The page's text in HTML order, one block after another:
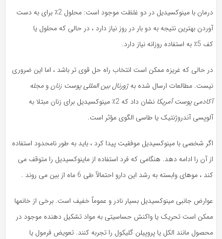
درمان با مینوکسیدیل در دو غلظت موجود است: محلول 2٪ برای به دست
آوردن بهترین نتیجه به دو بار در روز نیاز دارد ، در حالی که محلول یا
کف 5٪ به استفاده روزانه نیاز دارد.
در حالی که غریزه ممکن است انتخاب راه حل قوی تر باشد ، اما این ضروری
نیست. مطالعات ارسال شده بهژورنال بین المللی پوست زنانو مجله
آکادمی پوست آمریکا
نشان داد که 2٪ مینوکسیدیل برای زنان مبتلا به
آلوپسی آندروژنتیک یا طاسی الگوی مؤثر است.
اگر شخصی با مینوکسیدیل موفقیت پیدا کرد ، باید به طور نامحدود استفاده
از آن را ادامه دهد. هنگامی که فرد استفاده از ماینوکسیدیل را متوقف می
کند ، موهای وابسته به رشد این دارو احتمالاً طی 6 ماه از بین می روند .
عوارض جانبی مینوکسیدیل بسیار نادر و عموماً خفیف است. برخی از خانمها
ممکن است تحریک یا واکنش حساسیتی به مواد تشکیل دهنده موجود در
محصول مانند الکل یا پروپیلن گلیکول را تجربه کنند. تعویض فرمول یا